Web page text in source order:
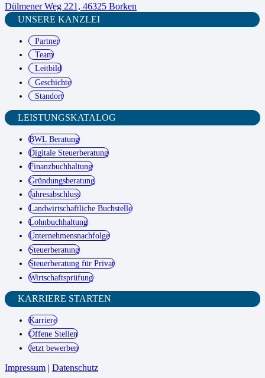
Dülmener Weg 221, 46325 Borken
UNSERE KANZLEI
Partner
Team
Leitbild
Geschichte
Standort
LEISTUNGSKATALOG
BWL Beratung
Digitale Steuerberatung
Finanzbuchhaltung
Gründungsberatung
Jahresabschluss
Landwirtschaftliche Buchstelle
Lohnbuchhaltung
Unternehmensnachfolge
Steuerberatung
Steuerberatung für Privat
Wirtschaftsprüfung
KARRIERE STARTEN
Karriere
Offene Stellen
Jetzt bewerben
Impressum | Datenschutz